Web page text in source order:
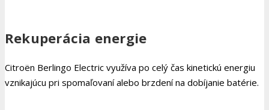
Rekuperácia energie
Citroën Berlingo Electric využíva po celý čas kinetickú energiu
vznikajúcu pri spomaľovaní alebo brzdení na dobíjanie batérie.